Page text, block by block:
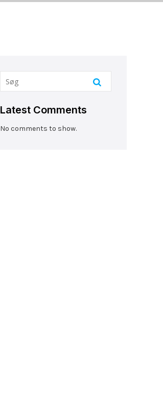
Latest Comments
No comments to show.